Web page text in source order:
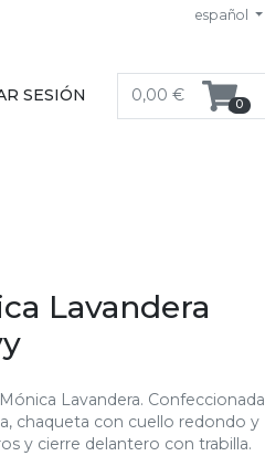
español
SESIÓN 0,00 € 0
Lavandera
Lavandera. Confeccionada
chaqueta con cuello redondo y
y cierre delantero con trabilla.